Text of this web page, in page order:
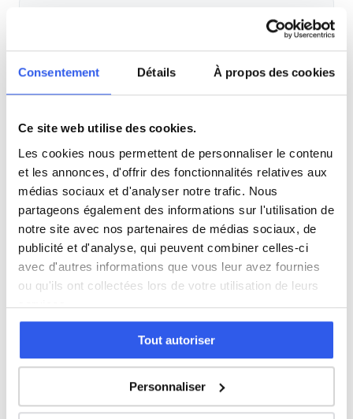
Consentement Détails À propos des cookies
Ce site web utilise des cookies.
Les cookies nous permettent de personnaliser le contenu
et les annonces, d'offrir des fonctionnalités relatives aux
médias sociaux et d'analyser notre trafic. Nous
partageons également des informations sur l'utilisation de
notre site avec nos partenaires de médias sociaux, de
publicité et d'analyse, qui peuvent combiner celles-ci
avec d'autres informations que vous leur avez fournies
ou qu'ils ont collectées lors de votre utilisation de leurs
services.
Tout autoriser
Personnaliser
Physique
Philosophie
Histoire
Économie
Espagnol
Allemand
Cours par niveau